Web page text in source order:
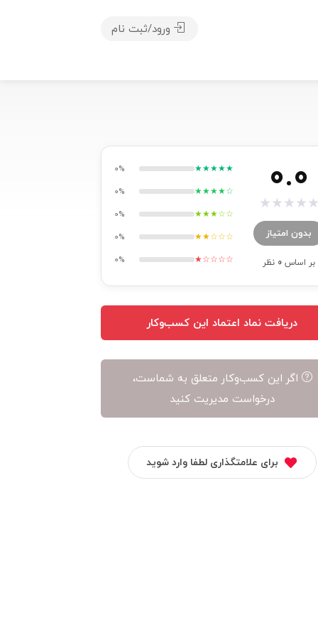
ورود/ثبت نام
0.0
★
★
★
★
★
بدون امتیاز
بر اساس0 نظر
★★★★★
0%
★★★★☆
0%
★★★☆☆
0%
★★☆☆☆
0%
★☆☆☆☆
0%
دریافت نماد اعتماد این کسب‌وکار
اگر این کسب‌وکار متعلق به شماست،
درخواست مدیریت کنید
برای علامتگذاری لطفا وارد شوید